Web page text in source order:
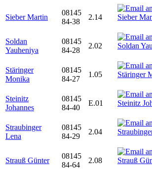
Sieber Martin
08145
84-38
2.14
Soldan
Yauheniya
08145
84-28
2.02
Stäringer
Monika
08145
84-27
1.05
Steinitz
Johannes
08145
84-40
E.01
Straubinger
Lena
08145
84-29
2.04
Strauß Günter
08145
84-64
2.08